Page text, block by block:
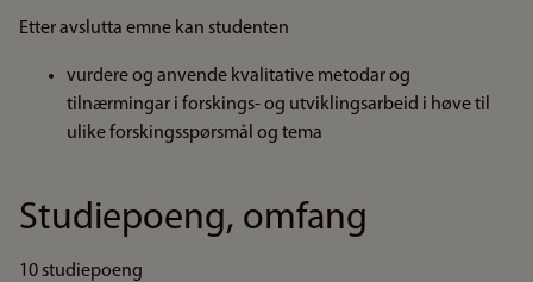
Etter avslutta emne kan studenten
vurdere og anvende kvalitative metodar og
tilnærmingar i forskings- og utviklingsarbeid i høve til
ulike forskingsspørsmål og tema
Studiepoeng, omfang
10 studiepoeng